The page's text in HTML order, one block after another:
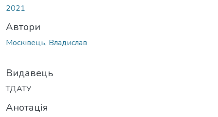
2021
Автори
Москівець, Владислав
Видавець
ТДАТУ
Анотація